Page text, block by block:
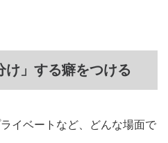
け」する癖をつける
イベートなど、どんな場面で